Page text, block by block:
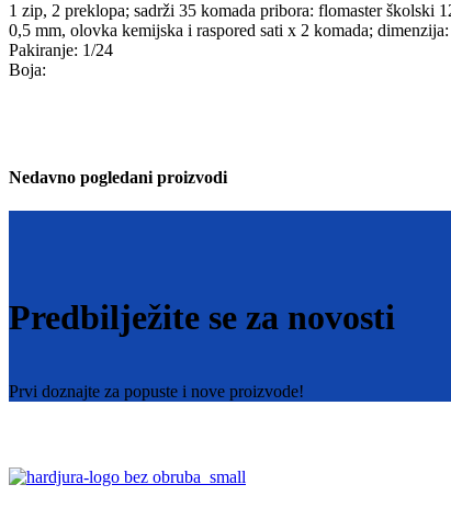
1 zip, 2 preklopa; sadrži 35 komada pribora: flomaster
0,5 mm, olovka kemijska i raspored sati x 2 komada;
Pakiranje: 1/24
Boja:
Nedavno pogledani proizvodi
Predbilježite se za novosti
Prvi doznajte za popuste i nove proizvode!